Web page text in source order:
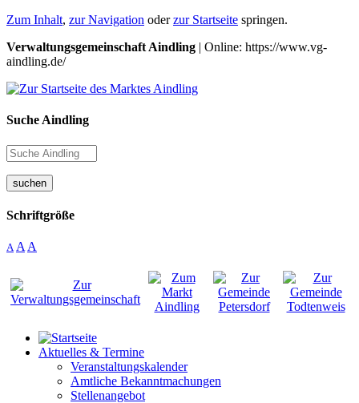
Zum Inhalt, zur Navigation oderzur Startseite springen.
Verwaltungsgemeinschaft Aindling | Online: https://www.vg-
aindling.de/
Suche Aindling
suchen
Schriftgröße
A A A
Aktuelles & Termine
Veranstaltungskalender
Amtliche Bekanntmachungen
Stellenangebot